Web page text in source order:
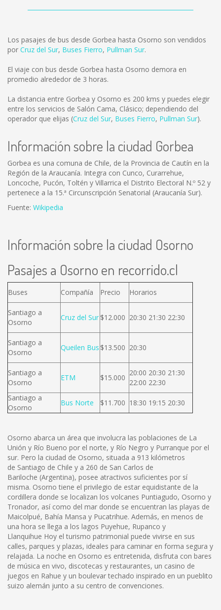
Los pasajes de bus desde Gorbea hasta Osorno son vendidos
por Cruz del Sur, Buses Fierro, Pullman Sur.
El viaje con bus desde Gorbea hasta Osorno demora en
promedio alrededor de 3 horas.
La distancia entre Gorbea y Osorno es 200 kms y puedes elegir
entre los servicios de Salón Cama, Clásico; dependiendo del
operador que elijas (Cruz del Sur, Buses Fierro, Pullman Sur).
Información sobre la ciudad Gorbea
Gorbea es una comuna de Chile, de la Provincia de Cautín en la
Región de la Araucanía. Integra con Cunco, Curarrehue,
Loncoche, Pucón, Toltén y Villarrica el Distrito Electoral N.º 52 y
pertenece a la 15.ª Circunscripción Senatorial (Araucanía Sur).
Fuente: Wikipedia
Información sobre la ciudad Osorno
Pasajes a Osorno en recorrido.cl
Buses Compañía Precio Horarios
Santiago a
Osorno
Cruz del Sur $12.000 20:30 21:30 22:30
Santiago a
Osorno
Queilen Bus $13.500 20:30
Santiago a
Osorno
ETM $15.000
20:00 20:30 21:30
22:00 22:30
Santiago a
Osorno
Bus Norte $11.700 18:30 19:15 20:30
Osorno abarca un área que involucra las poblaciones de La
Unión y Río Bueno por el norte, y Río Negro y Purranque por el
sur. Pero la ciudad de Osorno, situada a 913 kilómetros
de Santiago de Chile y a 260 de San Carlos de
Bariloche (Argentina), posee atractivos suficientes por sí
misma. Osorno tiene el privilegio de estar equidistante de la
cordillera donde se localizan los volcanes Puntiagudo, Osorno y
Tronador, así como del mar donde se encuentran las playas de
Maicolpué, Bahía Mansa y Pucatrihue. Además, en menos de
una hora se llega a los lagos Puyehue, Rupanco y
Llanquihue Hoy el turismo patrimonial puede vivirse en sus
calles, parques y plazas, ideales para caminar en forma segura y
relajada. La noche en Osorno es entretenida, disfruta con bares
de música en vivo, discotecas y restaurantes, un casino de
juegos en Rahue y un boulevar techado inspirado en un pueblito
suizo alemán junto a su centro de convenciones.